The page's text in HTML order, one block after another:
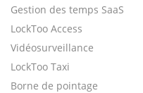
Gestion des temps SaaS
LockToo Access
Vidéosurveillance
LockToo Taxi
Borne de pointage